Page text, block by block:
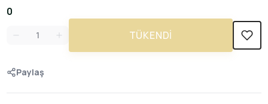
0
TÜKENDI
Paylaş